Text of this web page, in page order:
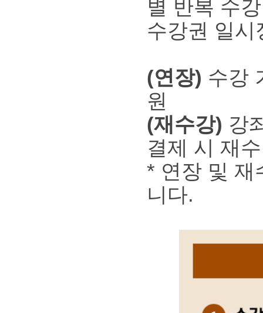
별 반복 수
수강권 일시
(연장) 수강
원
(재수강) 강
결제 시 재
* 연장 및 재
니다.